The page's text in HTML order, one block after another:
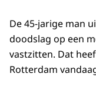
De 45-jarige man
doodslag op een
vastzitten. Dat
Rotterdam